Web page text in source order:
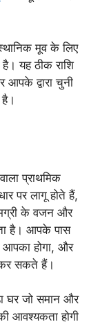
मूव के लिए
यह ठीक राशि
द्वारा चुनी
प्राथमिक
पर लागू होते हैं,
के वजन और
है। आपके पास
आपका होगा, और
कर सकते हैं।
घर जो समान और
आवश्यकता होगी